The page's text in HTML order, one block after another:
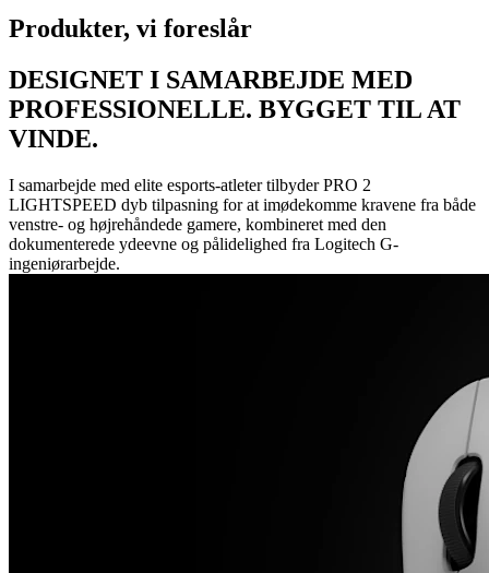
Produkter, vi foreslår
DESIGNET I SAMARBEJDE MED
PROFESSIONELLE. BYGGET TIL AT
VINDE.
I samarbejde med elite esports-atleter tilbyder PRO 2
LIGHTSPEED dyb tilpasning for at imødekomme kravene fra både
venstre- og højrehåndede gamere, kombineret med den
dokumenterede ydeevne og pålidelighed fra Logitech G-
ingeniørarbejde.